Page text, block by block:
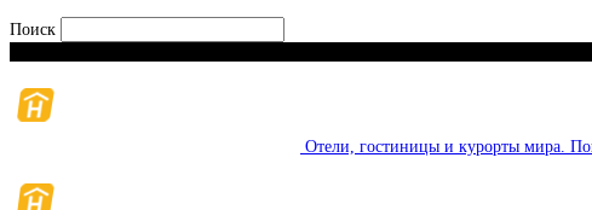
Поиск
Отели, гостиницы и курорты мира.